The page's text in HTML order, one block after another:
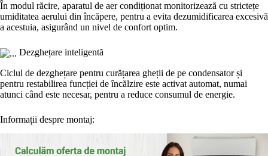
În modul răcire, aparatul de aer condiționat monitorizează cu strictețe
umiditatea aerului din încăpere, pentru a evita dezumidificarea excesivă
a acestuia, asigurând un nivel de confort optim.
Dezghețare inteligentă
Ciclul de dezghețare pentru curățarea gheții de pe condensator și
pentru restabilirea funcției de încălzire este activat automat, numai
atunci când este necesar, pentru a reduce consumul de energie.
Informații despre montaj: